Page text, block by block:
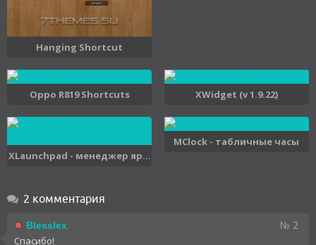
Hanging Shortcut
Oppo R819 Shortcuts XWidget (v 1.9.22)
XLaunchpad - менеджер яр...
MClock - табличные часы
2 комментария
Blesslex № 2
Спасибо!